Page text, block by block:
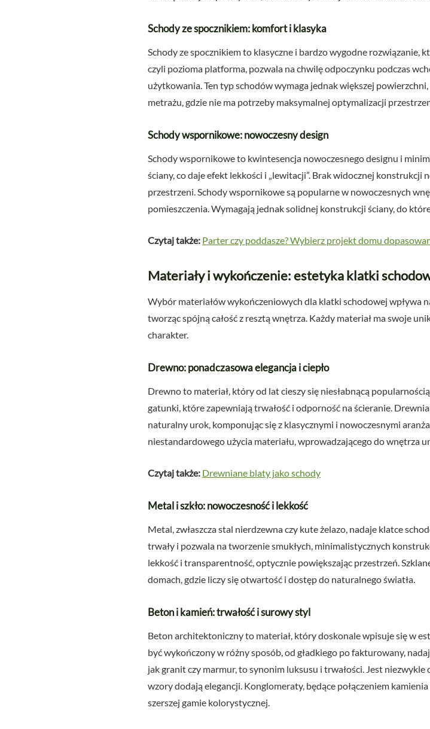
Schody ze spocznikiem: komfort i klasyka
Schody ze spocznikiem to klasyczne i bardzo wygodne rozwiązanie,
czyli pozioma platforma, pozwala na chwilę odpoczynku podczas
użytkowania. Ten typ schodów wymaga jednak większej
metrażu, gdzie nie ma potrzeby maksymalnej optymalizacji
Schody wspornikowe: nowoczesny design
Schody wspornikowe to kwintesencja nowoczesnego designu i
ściany, co daje efekt lekkości i „lewitacji”. Brak widocznej konstrukcji
przestrzeni. Schody wspornikowe są popularne w nowoczesnych
pomieszczenia. Wymagają jednak solidnej konstrukcji ściany, do
Czytaj także: Parter czy poddasze? Wybierz projekt domu
Materiały i wykończenie: estetyka klatki
Wybór materiałów wykończeniowych dla klatki schodowej wpływa
tworząc spójną całość z resztą wnętrza. Każdy materiał ma swoje
charakter.
Drewno: ponadczasowa elegancja i ciepło
Drewno to materiał, który od lat cieszy się niesłabnącą
gatunki, które zapewniają trwałość i odporność na ścieranie.
naturalny urok, komponując się z klasycznymi i nowoczesnymi
niestandardowego użycia materiału, wprowadzającego do wnętrza
Czytaj także: Drewniane blaty jako schody
Metal i szkło: nowoczesność i lekkość
Metal, zwłaszcza stal nierdzewna czy kute żelazo, nadaje klatce
trwały i pozwala na tworzenie smukłych, minimalistycznych
lekkość i transparentność, optycznie powiększając przestrzeń.
domach, gdzie liczy się otwartość i dostęp do naturalnego światła.
Beton i kamień: trwałość i surowy styl
Beton architektoniczny to materiał, który doskonale wpisuje się w
być wykończony w różny sposób, od gładkiego po fakturowany,
jak granit czy marmur, to synonim luksusu i trwałości. Jest
wzory dodają elegancji. Konglomeraty, będące połączeniem
szerszej gamie kolorystycznej.